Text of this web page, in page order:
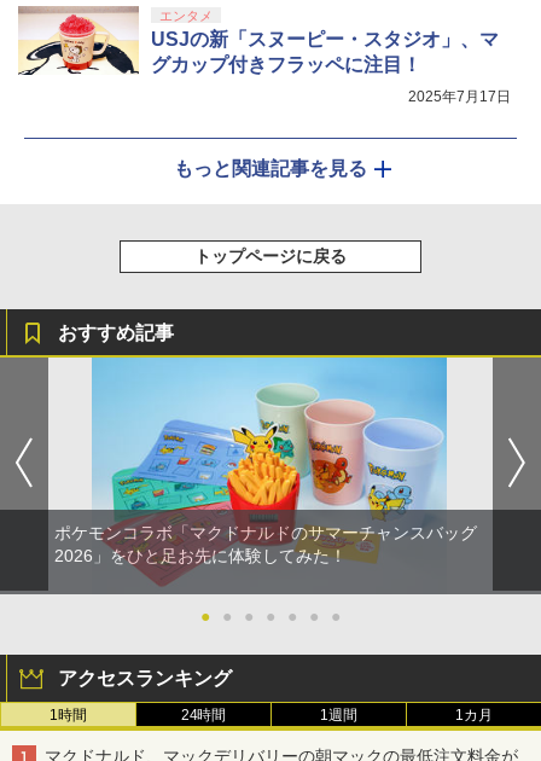
エンタメ
USJの新「スヌーピー・スタジオ」、マ
グカップ付きフラッペに注目！
2025年7月17日
もっと関連記事を見る
トップページに戻る
おすすめ記事
ポケモンコラボ「マクドナルドのサマーチャンスバッグ
2026」をひと足お先に体験してみた！
● ● ● ● ● ● ●
アクセスランキング
1時間 24時間 1週間 1カ月
マクドナルド、マックデリバリーの朝マックの最低注文料金が